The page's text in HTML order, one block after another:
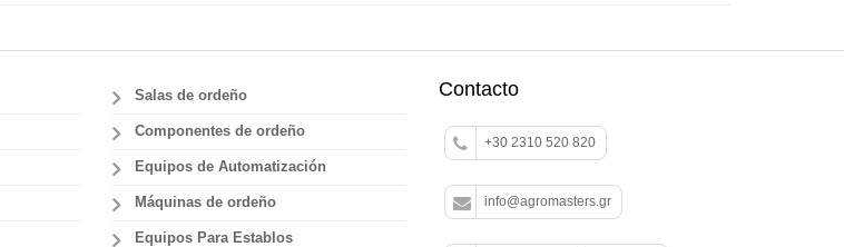
Salas de ordeño
Componentes de ordeño
Equipos de Automatización
Máquinas de ordeño
Equipos Para Establos
Contacto
+30 2310 520 820
info@agromasters.gr